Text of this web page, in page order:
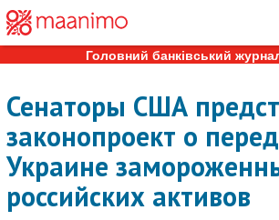
Головний банківський
Сенаторы США
законопроект о
Украине
российских активов